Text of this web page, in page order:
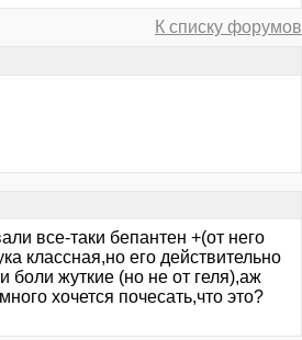
К списку форумов
все-таки бепантен +(от него
классная,но его действительно
боли жуткие (но не от геля),аж
хочется почесать,что это?